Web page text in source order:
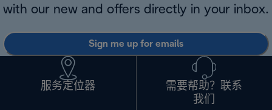
with our new and offers directly in your inbox.
Sign me up for emails
服务定位器
需要帮助？联系
我们